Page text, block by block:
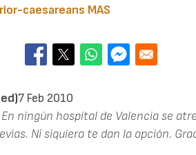
caesareans MAS
7 Feb 2010
En ningún hospital de Valencia se
Ni siquiera te dan la opción.